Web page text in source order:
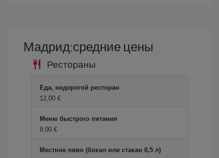
Мадрид:средние цены
Рестораны
Еда, недорогой ресторан
12,00 €
Меню быстрого питания
8,00 €
Местное пиво (бокал или стакан 0,5 л)